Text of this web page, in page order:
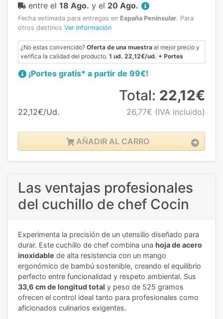
entre el 18 Ago. y el 20 Ago.
Fecha estimada para entregas en España Peninsular. Para
otros destinos Ver Información
¿No estas convencido? Oferta de una muestra al mejor precio y
verifica la calidad del producto. 1 ud. 22,12€/ud. + Portes
¡Portes gratis* a partir de 99€!
22,12€/Ud.
Total: 22,12€
26,77€ (IVA incluido)
AÑADIR AL CARRO
Las ventajas profesionales
del cuchillo de chef Cocin
Experimenta la precisión de un utensilio diseñado para
durar. Este cuchillo de chef combina una hoja de acero
inoxidable de alta resistencia con un mango
ergonómico de bambú sostenible, creando el equilibrio
perfecto entre funcionalidad y respeto ambiental. Sus
33,6 cm de longitud total y peso de 525 gramos
ofrecen el control ideal tanto para profesionales como
aficionados culinarios exigentes.